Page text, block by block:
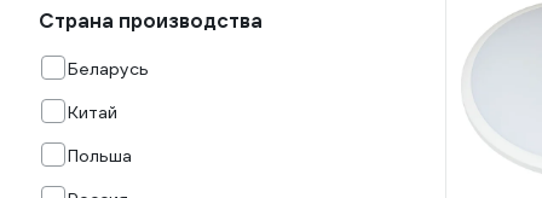
Страна производства
Беларусь
Китай
Польша